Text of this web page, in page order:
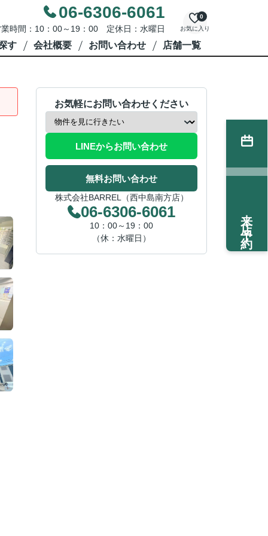
06-6306-6061
時間：10：00～19：00 定休日：水曜日 お気に入り
0
す 会社概要 お問い合わせ 店舗一覧
お気軽にお問い合わせください
LINEからお問い合わせ
無料お問い合わせ
株式会社BARREL（西中島南方店）
06-6306-6061
10：00～19：00
（休：水曜日）
来店予約